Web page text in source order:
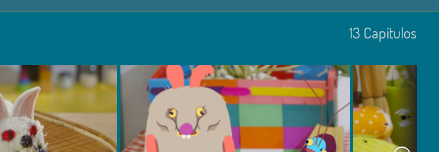
13 Capí­tulos